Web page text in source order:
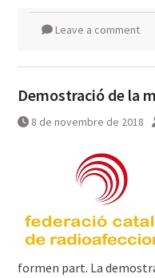
Leave a comment
Demostració de la
8 de novembre de 2018
formen part. La